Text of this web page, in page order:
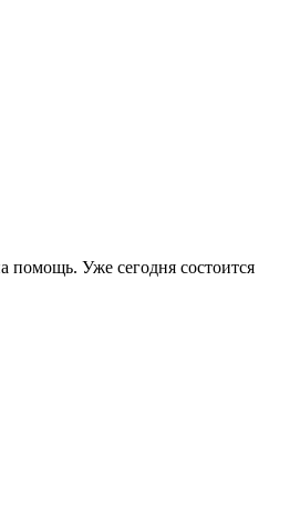
помощь. Уже сегодня состоится